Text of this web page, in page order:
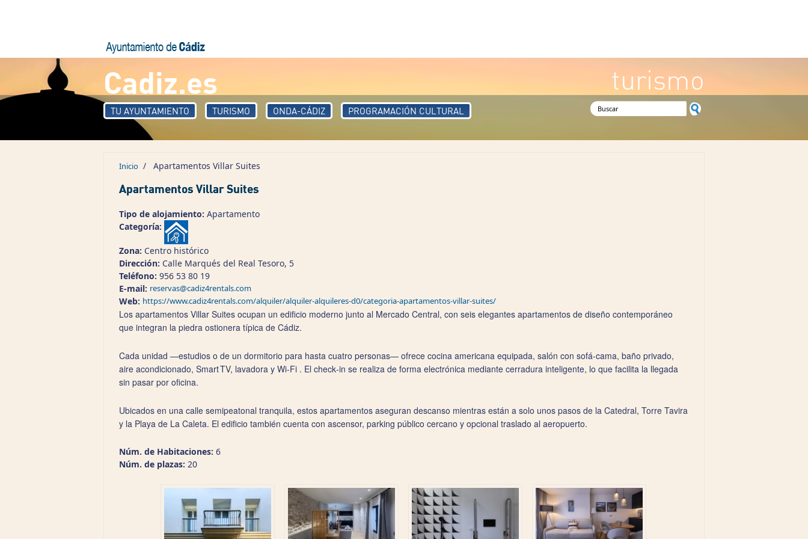
Cadiz.es turismo
TU AYUNTAMIENTO TURISMO ONDA-CÁDIZ PROGRAMACIÓN CULTURAL Formulario de búsqueda
Inicio / Apartamentos Villar Suites
Apartamentos Villar Suites
Tipo de alojamiento: Apartamento
Categoría:
Zona: Centro histórico
Dirección: Calle Marqués del Real Tesoro, 5
Teléfono: 956 53 80 19
E-mail: reservas@cadiz4rentals.com
Web: https://www.cadiz4rentals.com/alquiler/alquiler-alquileres-d0/categoria-apartamentos-villar-suites/
Los apartamentos Villar Suites ocupan un edificio moderno junto al Mercado Central, con seis elegantes apartamentos de diseño contemporáneo
que integran la piedra ostionera típica de Cádiz.
Cada unidad —estudios o de un dormitorio para hasta cuatro personas— ofrece cocina americana equipada, salón con sofá‑cama, baño privado,
aire acondicionado, Smart TV, lavadora y Wi‑Fi . El check‑in se realiza de forma electrónica mediante cerradura inteligente, lo que facilita la llegada
sin pasar por oficina.
Ubicados en una calle semipeatonal tranquila, estos apartamentos aseguran descanso mientras están a solo unos pasos de la Catedral, Torre Tavira
y la Playa de La Caleta. El edificio también cuenta con ascensor, parking público cercano y opcional traslado al aeropuerto.
Núm. de Habitaciones: 6
Núm. de plazas: 20